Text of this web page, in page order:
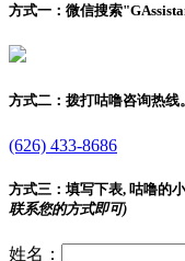
方式一： 微信搜索"
方式二： 拨打咕噜咨询热线。
(626) 433-8686
方式三： 填写下表, 咕噜的
联系您的方式即可)
姓名：